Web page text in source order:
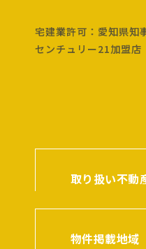
宅建業許可：愛知県知
センチュリー21加盟店
取り扱い不動
物件掲載地域